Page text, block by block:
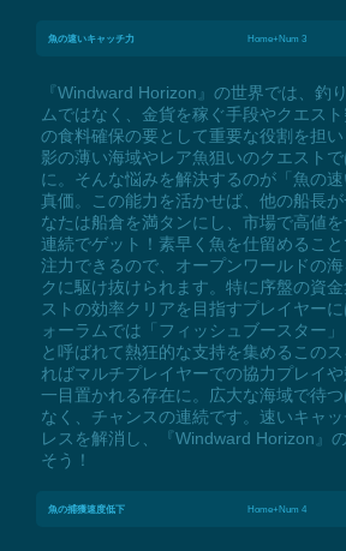
魚の速いキャッチ力 Home+Num 3
『Windward Horizon』の世界では、釣
ムではなく、金貨を稼ぐ手段やクエス
の食料確保の要として重要な役割を担
影の薄い海域やレア魚狙いのクエスト
に。そんな悩みを解決するのが「魚の
真価。この能力を活かせば、他の船長
なたは船倉を満タンにし、市場で高値
連続でゲット！素早く魚を仕留めるこ
注力できるので、オープンワールドの
クに駆け抜けられます。特に序盤の資
ストの効率クリアを目指すプレイヤー
ォーラムでは「フィッシュブースター」
と呼ばれて熱狂的な支持を集めるこの
ればマルチプレイヤーでの協力プレイ
一目置かれる存在に。広大な海域で待
なく、チャンスの連続です。速いキャ
レスを解消し、『Windward Horizon』
そう！
魚の捕獲速度低下 Home+Num 4